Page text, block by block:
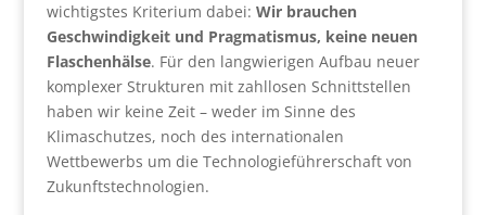
wichtigstes Kriterium dabei: Wir brauchen
Geschwindigkeit und Pragmatismus, keine neuen
Flaschenhälse. Für den langwierigen Aufbau neuer
komplexer Strukturen mit zahllosen Schnittstellen
haben wir keine Zeit – weder im Sinne des
Klimaschutzes, noch des internationalen
Wettbewerbs um die Technologieführerschaft von
Zukunftstechnologien.